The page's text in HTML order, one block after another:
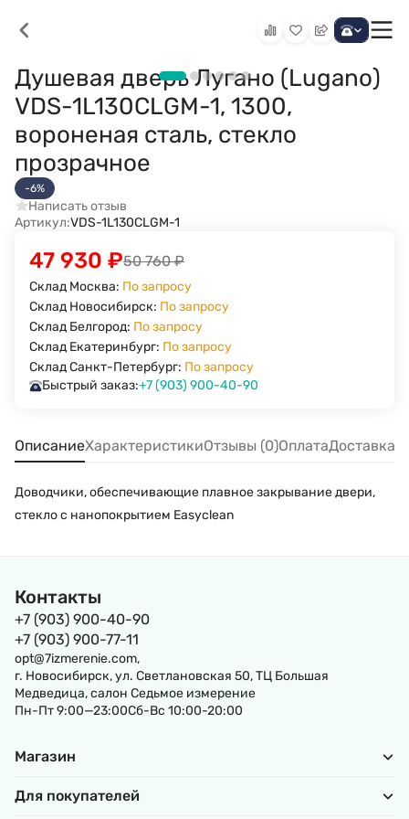
Душевая дверь Лугано (Lugano)
VDS-1L130CLGM-1, 1300,
вороненая сталь, стекло
прозрачное
-6%
Написать отзыв
Артикул:VDS-1L130CLGM-1
50 760₽
47 930 ₽
Склад Москва: По запросу
Склад Новосибирск: По запросу
Склад Белгород: По запросу
Склад Екатеринбург: По запросу
Склад Санкт-Петербург: По запросу
Быстрый заказ:+7 (903) 900-40-90
ОписаниеХарактеристикиОтзывы (0)ОплатаДоставка
Доводчики, обеспечивающие плавное закрывание двери,
стекло с нанопокрытием Easyclean
Контакты
+7 (903) 900-40-90
+7 (903) 900-77-11
opt@7izmerenie.com,
г. Новосибирск, ул. Светлановская 50, ТЦ Большая
Медведица, салон Седьмое измерение
Пн-Пт 9:00—23:00Сб-Вс 10:00-20:00
Магазин
Для покупателей